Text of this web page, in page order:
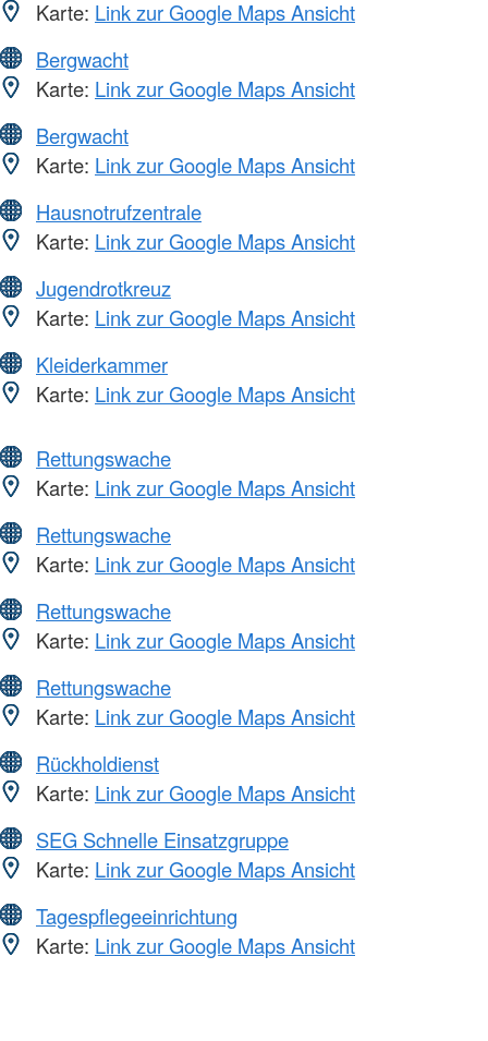
Karte: Link zur Google Maps Ansicht
Bergwacht
Karte: Link zur Google Maps Ansicht
Bergwacht
Karte: Link zur Google Maps Ansicht
Hausnotrufzentrale
Karte: Link zur Google Maps Ansicht
Jugendrotkreuz
Karte: Link zur Google Maps Ansicht
Kleiderkammer
Karte: Link zur Google Maps Ansicht
Rettungswache
Karte: Link zur Google Maps Ansicht
Rettungswache
Karte: Link zur Google Maps Ansicht
Rettungswache
Karte: Link zur Google Maps Ansicht
Rettungswache
Karte: Link zur Google Maps Ansicht
Rückholdienst
Karte: Link zur Google Maps Ansicht
SEG Schnelle Einsatzgruppe
Karte: Link zur Google Maps Ansicht
Tagespflegeeinrichtung
Karte: Link zur Google Maps Ansicht